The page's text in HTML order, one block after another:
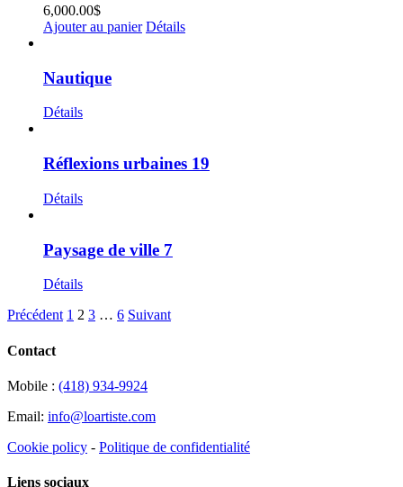
6,000.00$
Ajouter au panier Détails
Nautique
Détails
Réflexions urbaines 19
Détails
Paysage de ville 7
Détails
Précédent 1 2 3 … 6 Suivant
Contact
Mobile : (418) 934-9924
Email: info@loartiste.com
Cookie policy - Politique de confidentialité
Liens sociaux